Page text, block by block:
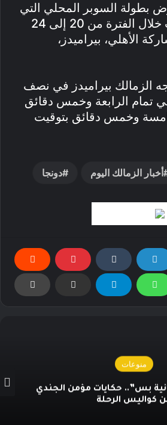
بطولة السوبر المحلي التي
ستقام في الإمارات خلال الفترة من 20 إلى 24
الأهلي، بيراميدز،
الزمالك بيراميدز في نصف
في تمام الرابعة وخمس دقائق
وخمس دقائق بتوقيت
أخبار الزمالك اليوم دونجا
منوعات
بس”.. حكايات مؤمن الجندي
كواليس الرحلة